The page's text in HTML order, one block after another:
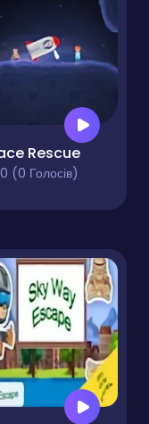
Rescue
0 (0 Голосів)